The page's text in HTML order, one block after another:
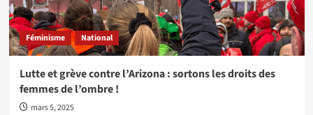
Féminisme National
Lutte et grève contre l’Arizona : sortons les droits des
femmes de l’ombre !
mars 5, 2025